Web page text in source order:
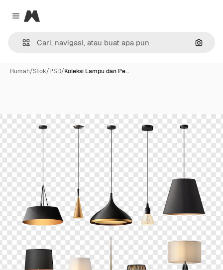
Close menu
Magnific
Rumah/Stok/PSD/Koleksi Lampu dan Pe…